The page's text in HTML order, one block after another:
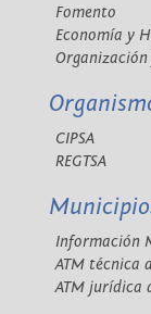
Fomento
Economía y
Organización
CIPSA
REGTSA
Información
ATM técnica
ATM jurídica